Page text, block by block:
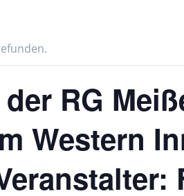
RG
Western